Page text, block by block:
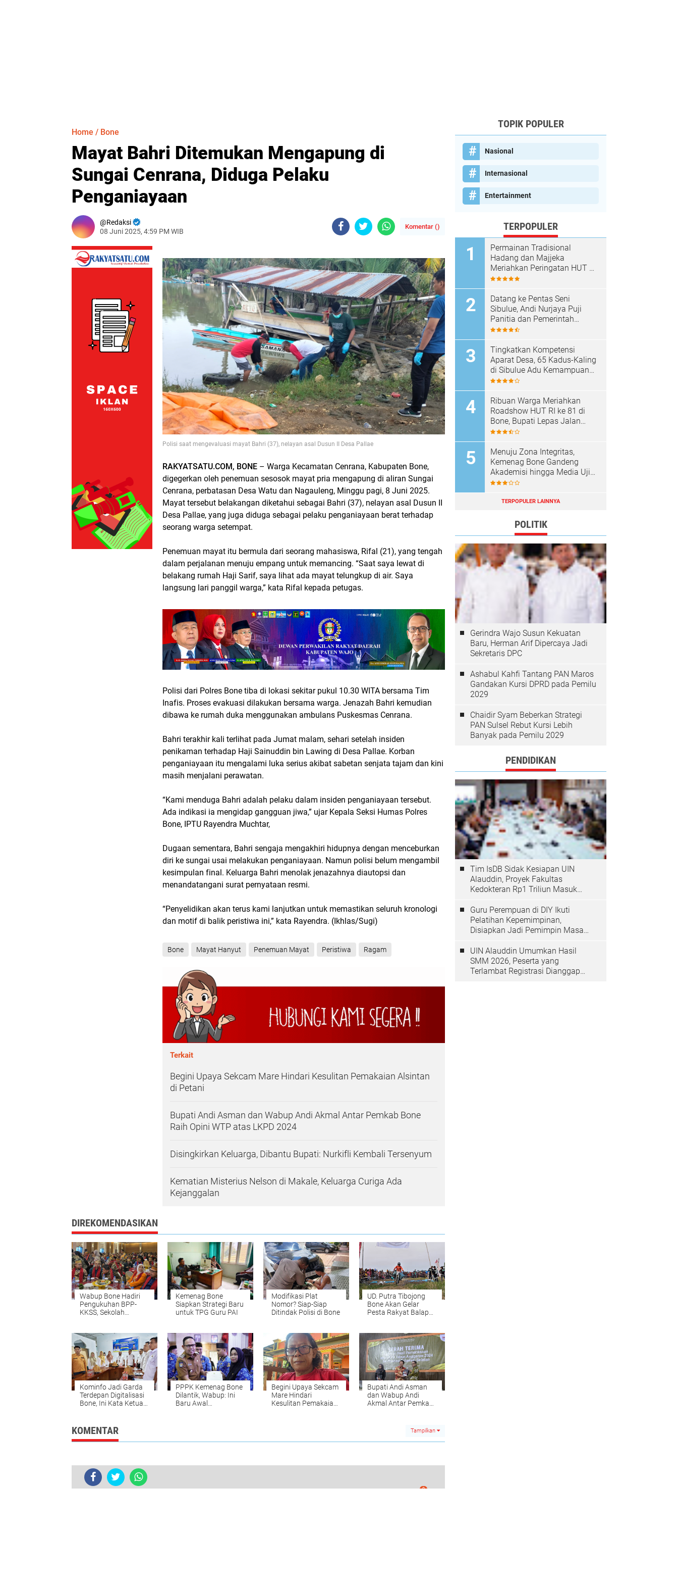
Home / Bone
Mayat Bahri Ditemukan Mengapung di
Sungai Cenrana, Diduga Pelaku
Penganiayaan
Redaksi
08 Juni 2025, 4:59 PM WIB
Komentar ()
Polisi saat mengevaluasi mayat Bahri (37), nelayan asal Dusun II Desa Pallae
RAKYATSATU.COM, BONE – Warga Kecamatan Cenrana, Kabupaten Bone,
digegerkan oleh penemuan sesosok mayat pria mengapung di aliran Sungai
Cenrana, perbatasan Desa Watu dan Nagauleng, Minggu pagi, 8 Juni 2025.
Mayat tersebut belakangan diketahui sebagai Bahri (37), nelayan asal Dusun II
Desa Pallae, yang juga diduga sebagai pelaku penganiayaan berat terhadap
seorang warga setempat.
Penemuan mayat itu bermula dari seorang mahasiswa, Rifal (21), yang tengah
dalam perjalanan menuju empang untuk memancing. “Saat saya lewat di
belakang rumah Haji Sarif, saya lihat ada mayat telungkup di air. Saya
langsung lari panggil warga,” kata Rifal kepada petugas.
Polisi dari Polres Bone tiba di lokasi sekitar pukul 10.30 WITA bersama Tim
Inafis. Proses evakuasi dilakukan bersama warga. Jenazah Bahri kemudian
dibawa ke rumah duka menggunakan ambulans Puskesmas Cenrana.
Bahri terakhir kali terlihat pada Jumat malam, sehari setelah insiden
penikaman terhadap Haji Sainuddin bin Lawing di Desa Pallae. Korban
penganiayaan itu mengalami luka serius akibat sabetan senjata tajam dan kini
masih menjalani perawatan.
“Kami menduga Bahri adalah pelaku dalam insiden penganiayaan tersebut.
Ada indikasi ia mengidap gangguan jiwa,” ujar Kepala Seksi Humas Polres
Bone, IPTU Rayendra Muchtar,
Dugaan sementara, Bahri sengaja mengakhiri hidupnya dengan menceburkan
diri ke sungai usai melakukan penganiayaan. Namun polisi belum mengambil
kesimpulan final. Keluarga Bahri menolak jenazahnya diautopsi dan
menandatangani surat pernyataan resmi.
“Penyelidikan akan terus kami lanjutkan untuk memastikan seluruh kronologi
dan motif di balik peristiwa ini,” kata Rayendra. (Ikhlas/Sugi)
Bone Mayat Hanyut Penemuan Mayat Peristiwa Ragam
Terkait
Begini Upaya Sekcam Mare Hindari Kesulitan Pemakaian Alsintan
di Petani
Bupati Andi Asman dan Wabup Andi Akmal Antar Pemkab Bone
Raih Opini WTP atas LKPD 2024
Disingkirkan Keluarga, Dibantu Bupati: Nurkifli Kembali Tersenyum
Kematian Misterius Nelson di Makale, Keluarga Curiga Ada
Kejanggalan
DIREKOMENDASIKAN
Wabup Bone Hadiri
Pengukuhan BPP-
KKSS, Sekolah
Kemenag Bone
Siapkan Strategi Baru
untuk TPG Guru PAI
Modifikasi Plat
Nomor? Siap-Siap
Ditindak Polisi di Bone
UD. Putra Tibojong
Bone Akan Gelar
Pesta Rakyat Balap
Kominfo Jadi Garda
Terdepan Digitalisasi
Bone, Ini Kata Ketua
PPPK Kemenag Bone
Dilantik, Wabup: Ini
Baru Awal
Begini Upaya Sekcam
Mare Hindari
Kesulitan Pemakaian
Bupati Andi Asman
dan Wabup Andi
Akmal Antar Pemkab
KOMENTAR Tampilkan
0
TOPIK POPULER
Nasional
Internasional
Entertainment
TERPOPULER
Permainan Tradisional
Hadang dan Majjeka
Meriahkan Peringatan HUT RI
di Sibulue
Datang ke Pentas Seni
Sibulue, Andi Nurjaya Puji
Panitia dan Pemerintah
Kecamatan
Tingkatkan Kompetensi
Aparat Desa, 65 Kadus-Kaling
di Sibulue Adu Kemampuan
Berpidato
Ribuan Warga Meriahkan
Roadshow HUT RI ke 81 di
Bone, Bupati Lepas Jalan
Santai
Menuju Zona Integritas,
Kemenag Bone Gandeng
Akademisi hingga Media Uji
Standar Pelayanan
TERPOPULER LAINNYA
POLITIK
Gerindra Wajo Susun Kekuatan
Baru, Herman Arif Dipercaya Jadi
Sekretaris DPC
Ashabul Kahfi Tantang PAN Maros
Gandakan Kursi DPRD pada Pemilu
2029
Chaidir Syam Beberkan Strategi
PAN Sulsel Rebut Kursi Lebih
Banyak pada Pemilu 2029
PENDIDIKAN
Tim IsDB Sidak Kesiapan UIN
Alauddin, Proyek Fakultas
Kedokteran Rp1 Triliun Masuk
Guru Perempuan di DIY Ikuti
Pelatihan Kepemimpinan,
Disiapkan Jadi Pemimpin Masa
UIN Alauddin Umumkan Hasil
SMM 2026, Peserta yang
Terlambat Registrasi Dianggap